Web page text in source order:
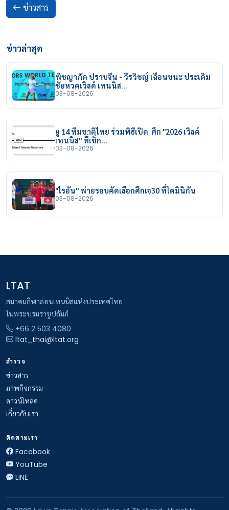
ข่าวสาร
ข่าวล่าสุด
พิชญาภัค ปราบจีน - วีรวิชญ์ เฉือนชนะ ประเดิม
ชัยหวดเวิลด์ เทนนิส…
03-08-2026
ยู 14 ทีมชาติไทย ร่วมพิธีเปิด ศึก "2026 เวิลด์
เทนนิส" ที่เช็ก…
03-08-2026
"ไรอัน" พ่ายรอบคัดเลือกศึกเจ30 ที่โดมินิกัน
03-08-2026
LTAT
สมาคมกีฬาลอนเทนนิสแห่งประเทศไทย
ในพระบรมราชูปถัมภ์
+66 2 503 4080
ltat_thai@ltat.org
สำรวจ
ข่าวสาร
ภาพกิจกรรม
ดาวน์โหลด
เกี่ยวกับเรา
ติดตามเรา
Facebook
YouTube
LINE